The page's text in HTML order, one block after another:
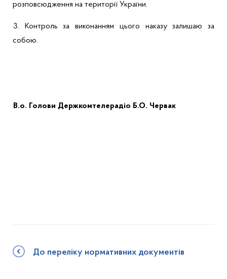
розповсюдження на території України.
3. Контроль завиконанням цього наказузалишаю за
собою.
В.о. Голови Держкомтелерадіо Б.О. Червак
До переліку нормативних документів